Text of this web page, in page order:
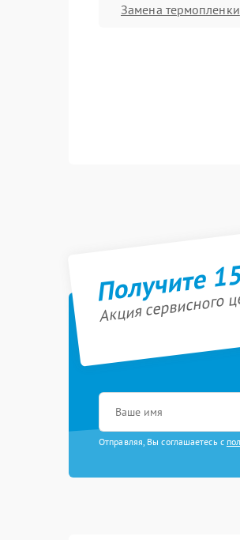
Замена термопленки
Получите
Акция сервисного
Отправляя, Вы соглашаетесь с